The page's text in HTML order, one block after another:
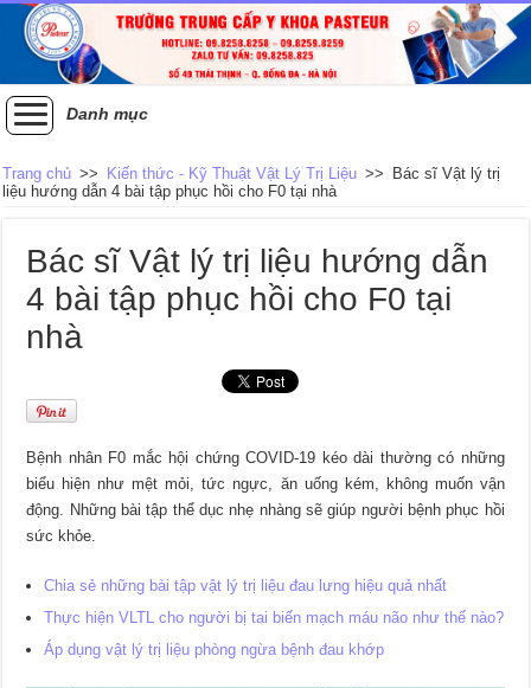
Danh mục
Trang chủ >> Kiến thức - Kỹ Thuật Vật Lý Trị Liệu >> Bác sĩ Vật lý trị
liệu hướng dẫn 4 bài tập phục hồi cho F0 tại nhà
Bác sĩ Vật lý trị liệu hướng dẫn
4 bài tập phục hồi cho F0 tại
nhà
Bệnh nhân F0 mắc hội chứng COVID-19 kéo dài thường có những
biểu hiện như mệt mỏi, tức ngực, ăn uống kém, không muốn vận
động. Những bài tập thể dục nhẹ nhàng sẽ giúp người bệnh phục hồi
sức khỏe.
Chia sẻ những bài tập vật lý trị liệu đau lưng hiệu quả nhất
Thực hiện VLTL cho người bị tai biến mạch máu não như thế nào?
Áp dụng vật lý trị liệu phòng ngừa bệnh đau khớp